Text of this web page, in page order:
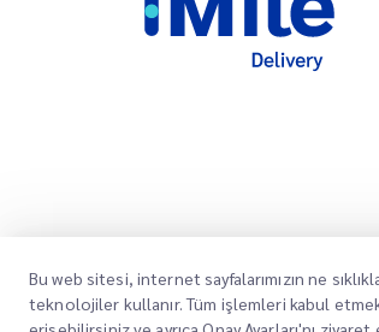
Bu web sitesi, internet sayfalarımızın ne
teknolojiler kullanır. Tüm işlemleri kabul etmek